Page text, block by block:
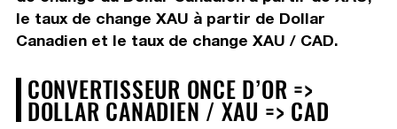
le taux de change XAU à partir de Dollar
Canadien et le taux de change XAU / CAD.
CONVERTISSEUR ONCE D’OR =>
DOLLAR CANADIEN / XAU => CAD